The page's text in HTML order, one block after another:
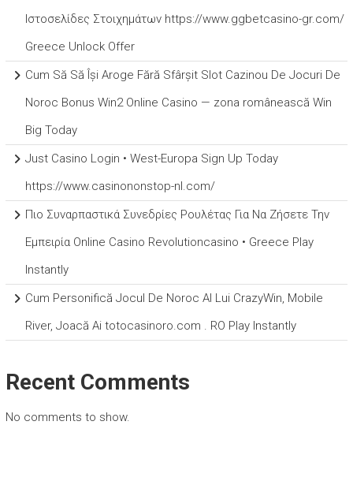
Ιστοσελίδες Στοιχημάτων https://www.ggbetcasino-gr.com/
Greece Unlock Offer
Cum Să Să Își Aroge Fără Sfârșit Slot Cazinou De Jocuri De
Noroc Bonus Win2 Online Casino — zona românească Win
Big Today
Just Casino Login • West-Europa Sign Up Today
https://www.casinononstop-nl.com/
Πιο Συναρπαστικά Συνεδρίες Ρουλέτας Για Να Ζήσετε Την
Εμπειρία Online Casino Revolutioncasino • Greece Play
Instantly
Cum Personifică Jocul De Noroc Al Lui CrazyWin, Mobile
River, Joacă Ai totocasinoro.com . RO Play Instantly
Recent Comments
No comments to show.